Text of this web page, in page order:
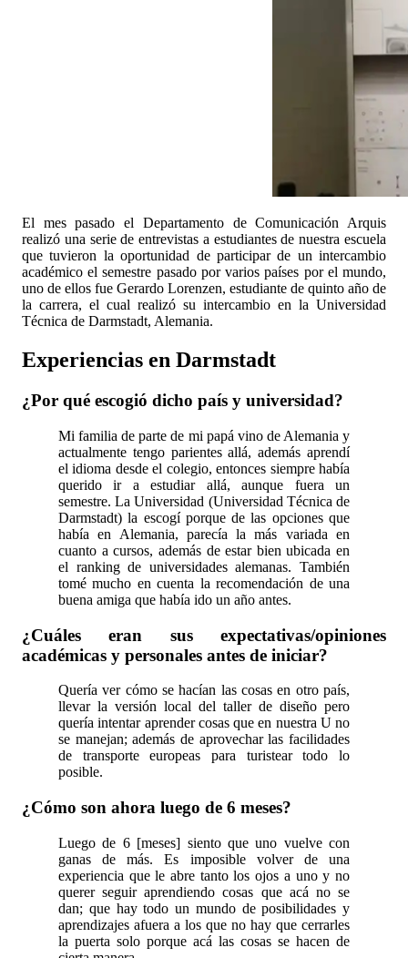
El mes pasado el Departamento de Comunicación Arquis
realizó una serie de entrevistas a estudiantes de nuestra escuela
que tuvieron la oportunidad de participar de un intercambio
académico el semestre pasado por varios países por el mundo,
uno de ellos fue Gerardo Lorenzen, estudiante de quinto año de
la carrera, el cual realizó su intercambio en la Universidad
Técnica de Darmstadt, Alemania.
Experiencias en Darmstadt
¿Por qué escogió dicho país y universidad?
Mi familia de parte de mi papá vino de Alemania y
actualmente tengo parientes allá, además aprendí
el idioma desde el colegio, entonces siempre había
querido ir a estudiar allá, aunque fuera un
semestre. La Universidad (Universidad Técnica de
Darmstadt) la escogí porque de las opciones que
había en Alemania, parecía la más variada en
cuanto a cursos, además de estar bien ubicada en
el ranking de universidades alemanas. También
tomé mucho en cuenta la recomendación de una
buena amiga que había ido un año antes.
¿Cuáles eran sus expectativas/opiniones
académicas y personales antes de iniciar?
Quería ver cómo se hacían las cosas en otro país,
llevar la versión local del taller de diseño pero
quería intentar aprender cosas que en nuestra U no
se manejan; además de aprovechar las facilidades
de transporte europeas para turistear todo lo
posible.
¿Cómo son ahora luego de 6 meses?
Luego de 6 [meses] siento que uno vuelve con
ganas de más. Es imposible volver de una
experiencia que le abre tanto los ojos a uno y no
querer seguir aprendiendo cosas que acá no se
dan; que hay todo un mundo de posibilidades y
aprendizajes afuera a los que no hay que cerrarles
la puerta solo porque acá las cosas se hacen de